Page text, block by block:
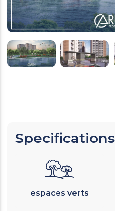
Specifications
espaces verts